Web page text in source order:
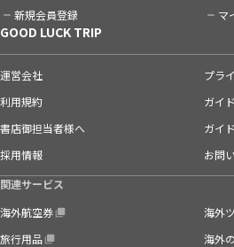
新規会員登録 マ
GOOD LUCK TRIP
運営会社
プラ
利用規約
ガイ
書店御担当者様へ
ガイ
採用情報
お問
関連サービス
海外航空券
海外
旅行用品
海外